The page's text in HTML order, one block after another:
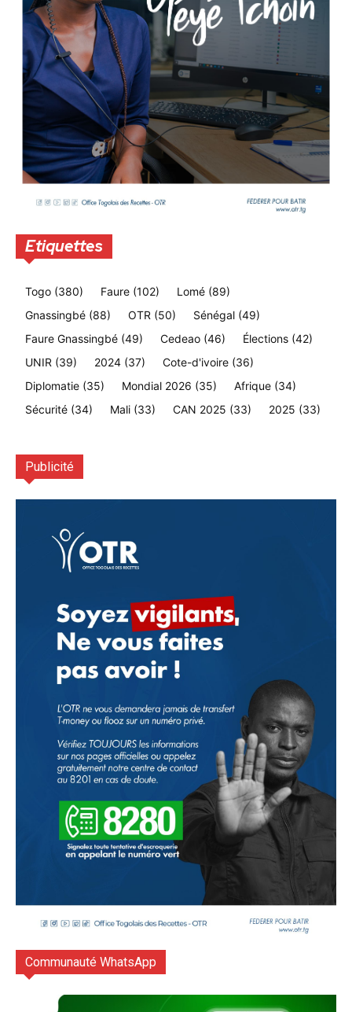
Etiquettes
Togo (380) Faure (102) Lomé (89)
Gnassingbé (88) OTR (50) Sénégal (49)
Faure Gnassingbé (49) Cedeao (46) Élections (42)
UNIR (39) 2024 (37) Cote-d'ivoire (36)
Diplomatie (35) Mondial 2026 (35) Afrique (34)
Sécurité (34) Mali (33) CAN 2025 (33) 2025 (33)
Publicité
Communauté WhatsApp